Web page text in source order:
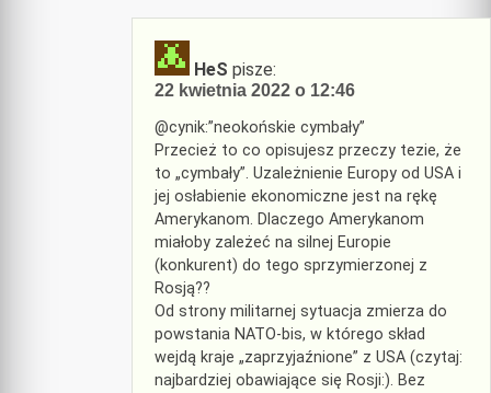
HeS pisze:
22 kwietnia 2022 o 12:46
@cynik:”neokońskie cymbały”
Przecież to co opisujesz przeczy tezie, że
to „cymbały”. Uzależnienie Europy od USA i
jej osłabienie ekonomiczne jest na rękę
Amerykanom. Dlaczego Amerykanom
miałoby zależeć na silnej Europie
(konkurent) do tego sprzymierzonej z
Rosją??
Od strony militarnej sytuacja zmierza do
powstania NATO-bis, w którego skład
wejdą kraje „zaprzyjaźnione” z USA (czytaj:
najbardziej obawiające się Rosji:). Bez